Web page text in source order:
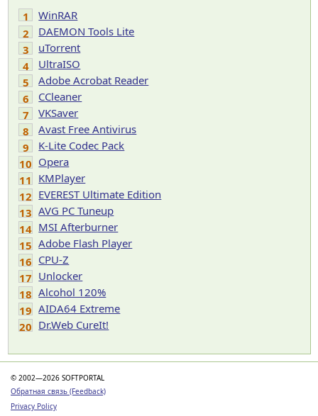
1
WinRAR
2
DAEMON Tools Lite
3
uTorrent
4
UltraISO
5
Adobe Acrobat Reader
6
CCleaner
7
VKSaver
8
Avast Free Antivirus
9
K-Lite Codec Pack
10 Opera
11 KMPlayer
12 EVEREST Ultimate Edition
13 AVG PC Tuneup
14 MSI Afterburner
15 Adobe Flash Player
16 CPU-Z
17 Unlocker
18 Alcohol 120%
19 AIDA64 Extreme
20 Dr.Web CureIt!
© 2002—2026 SOFTPORTAL
Обратная связь (Feedback)
Privacy Policy